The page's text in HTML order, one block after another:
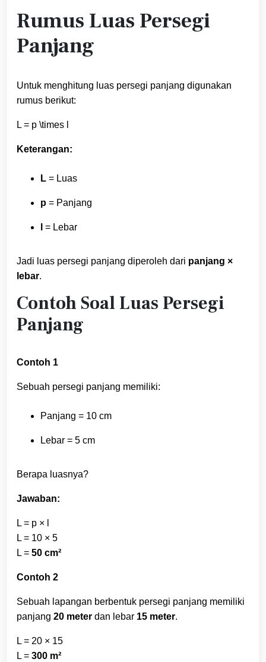
Rumus Luas Persegi
Panjang
Untuk menghitung luas persegi panjang digunakan
rumus berikut:
L = p \times l
Keterangan:
L = Luas
p = Panjang
= Lebar
Jadi luas persegi panjang diperoleh dari panjang ×
lebar.
Contoh Soal Luas Persegi
Panjang
Contoh 1
Sebuah persegi panjang memiliki:
Panjang = 10 cm
Lebar = 5 cm
Berapa luasnya?
Jawaban:
L = p × l
L = 10 × 5
L = 50 cm²
Contoh 2
Sebuah lapangan berbentuk persegi panjang memiliki
panjang 20 meter dan lebar 15 meter.
L = 20 × 15
L = 300 m²